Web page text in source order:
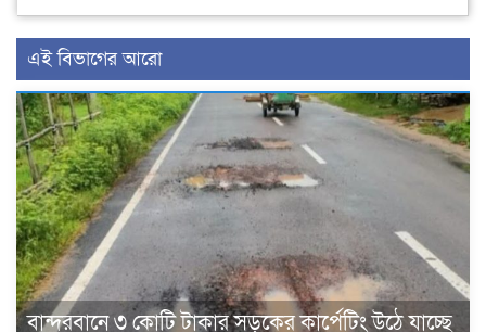
এই বিভাগের আরো
বান্দরবানে ৩ কোটি টাকার সড়কের কার্পেটিং উঠে যাচ্ছে